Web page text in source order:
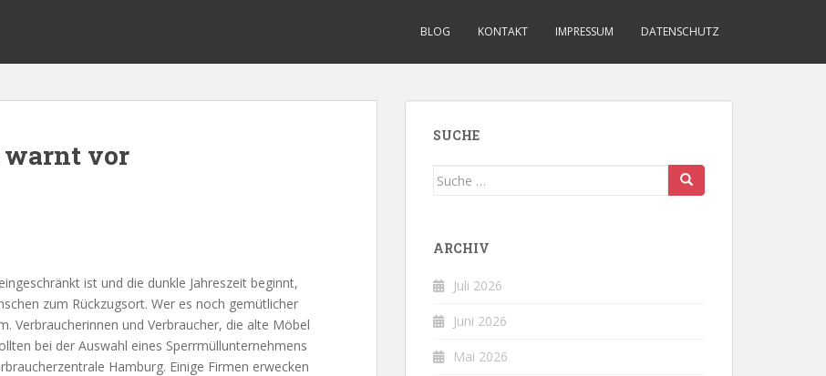
BLOG KONTAKT IMPRESSUM DATENSCHUTZ
warnt vor
ist und die dunkle Jahreszeit beginnt,
zum Rückzugsort. Wer es noch gemütlicher
Verbraucherinnen und Verbraucher, die alte Möbel
bei der Auswahl eines Sperrmüllunternehmens
Hamburg. Einige Firmen erwecken
SUCHE
Suche
ARCHIV
Juli 2026
Juni 2026
Mai 2026